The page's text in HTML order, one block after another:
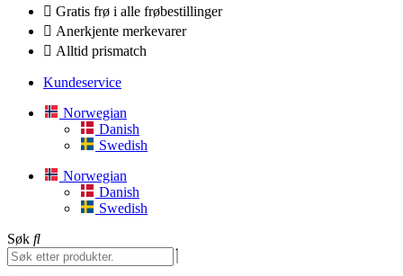
Gratis frø i alle frøbestillinger
Anerkjente merkevarer
Alltid prismatch
Kundeservice
Norwegian
Danish
Swedish
Norwegian
Danish
Swedish
Søk